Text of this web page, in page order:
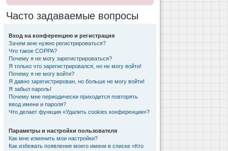
Часто задаваемые вопросы
Вход на конференцию и регистрация
Зачем мне нужно регистрироваться?
Что такое COPPA?
Почему я не могу зарегистрироваться?
Я только что зарегистрировался, но не могу войти!
Почему я не могу войти?
Я давно зарегистрирован, но больше не могу войти!
Я забыл пароль!
Почему мне периодически приходится повторять
ввод имени и пароля?
Что делает функция «Удалить cookies конференции»?
Параметры и настройки пользователя
Как мне изменить мои настройки?
Как избежать появления моего имени в списке «Кто